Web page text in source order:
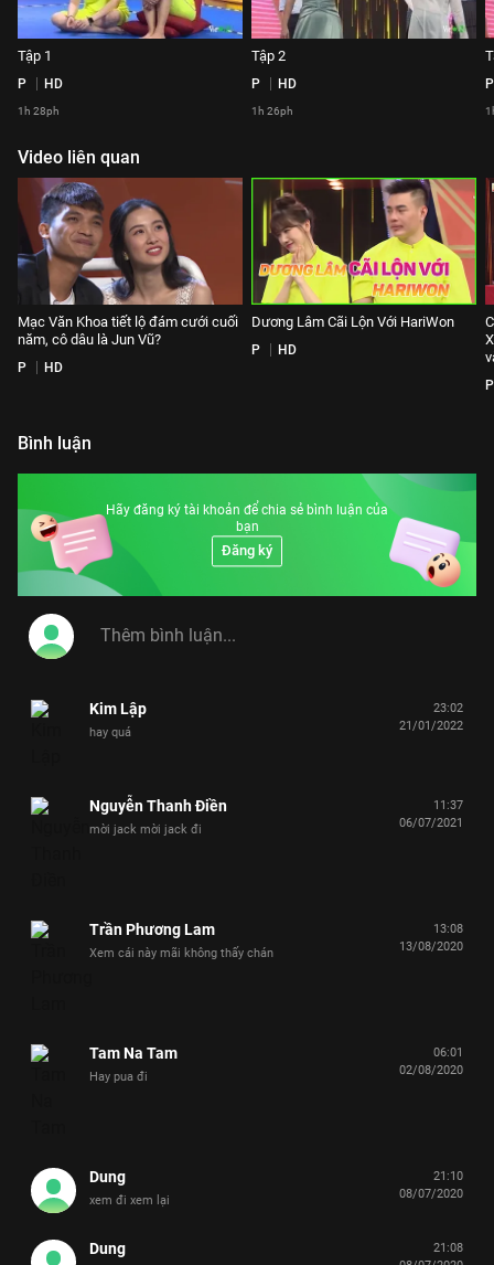
Tập 1
P HD
1h 28ph
Tập 2
P HD
1h 26ph
P
Video liên quan
Mạc Văn Khoa tiết lộ đám cưới cuối
năm, cô dâu là Jun Vũ?
P HD
Dương Lâm Cãi Lộn Với HariWon
P HD
P
Bình luận
Hãy đăng ký tài khoản để chia sẻ bình luận của
bạn
Đăng ký
Kim Lập
hay quá
23:02
21/01/2022
Nguyễn Thanh Điền
mời jack mời jack đi
11:37
06/07/2021
Trần Phương Lam
Xem cái này mãi không thấy chán
13:08
13/08/2020
Tam Na Tam
Hay pua đi
06:01
02/08/2020
Dung
xem đi xem lại
21:10
08/07/2020
Dung
21:08